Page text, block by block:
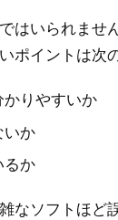
はいられま
ポイントは次
りやすいか
いか
るか
なソフトほど